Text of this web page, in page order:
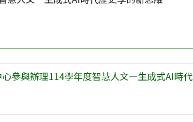
參與辦理114學年度智慧人文—生成式AI時